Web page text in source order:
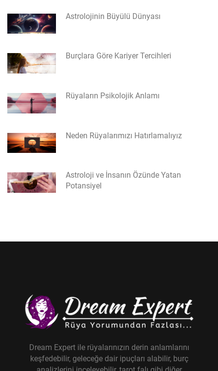
Astrolojinin Büyülü Dünyası
Burçlara Göre Kariyer Tercihleri
Rüyaların Psikolojik Anlamı
Neden Rüyalarımızı Hatırlamalıyız
Astroloji ve İnsanın Özünde Yatan
Potansiyel
Dream Expert ile rüyalarınızın derin anlamlarını
keşfedebilir, geleceğe dair ipuçları alabilir, burç